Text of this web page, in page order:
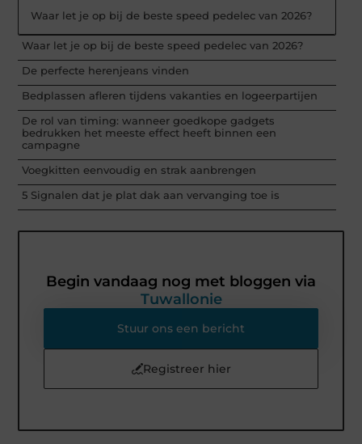
Waar let je op bij de beste speed pedelec van 2026?
Waar let je op bij de beste speed pedelec van 2026?
De perfecte herenjeans vinden
Bedplassen afleren tijdens vakanties en logeerpartijen
De rol van timing: wanneer goedkope gadgets
bedrukken het meeste effect heeft binnen een
campagne
Voegkitten eenvoudig en strak aanbrengen
5 Signalen dat je plat dak aan vervanging toe is
Begin vandaag nog met bloggen via
Tuwallonie
Stuur ons een bericht
Registreer hier